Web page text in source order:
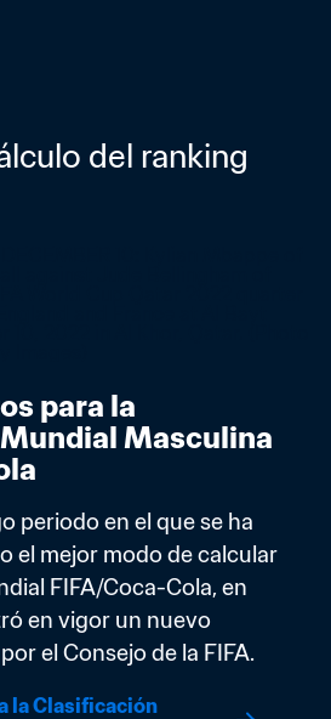
del ranking
para la
Masculina
periodo en el que se ha
el mejor modo de calcular
FIFA/Coca-Cola, en
en vigor un nuevo
el Consejo de la FIFA.
la Clasificación